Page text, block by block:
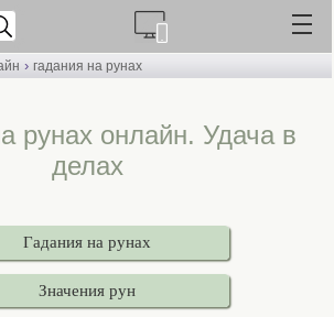
› гадания на рунах
рунах онлайн. Удача в
делах
Гадания на рунах
Значения рун